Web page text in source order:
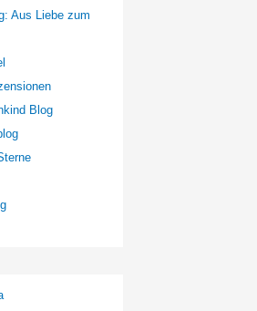
Aus Liebe zum
Blog